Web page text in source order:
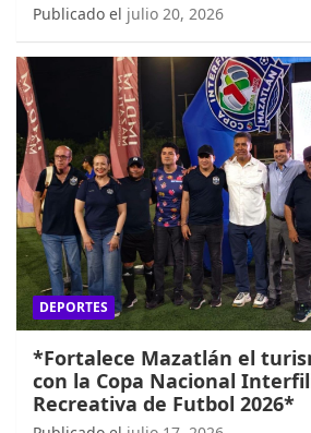
Publicado el julio 20, 2026
DEPORTES
*Fortalece Mazatlán el
con la Copa Nacional
Recreativa de Futbol 2026*